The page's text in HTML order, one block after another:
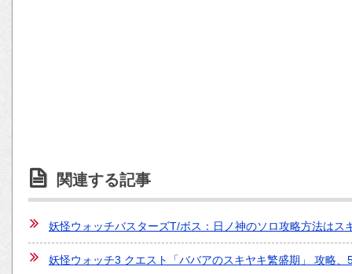
関連する記事
妖怪ウォッチバスターズT/ボス：日ノ神のソロ攻略方法はス
妖怪ウォッチ3 クエスト「ババアのスキヤキ繁盛期」 攻略、